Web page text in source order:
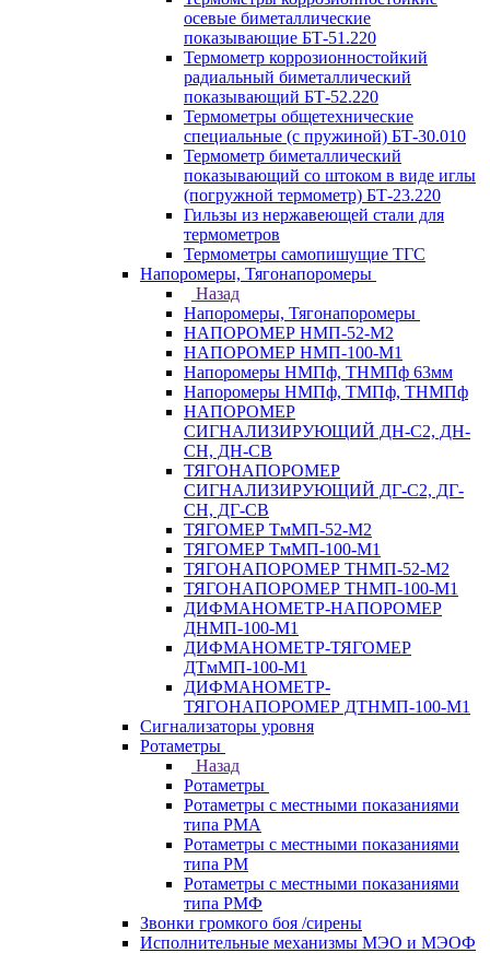
осевые биметаллические
показывающие БТ-51.220
Термометр коррозионностойкий
радиальный биметаллический
показывающий БТ-52.220
Термометры общетехнические
специальные (с пружиной) БТ-30.010
Термометр биметаллический
показывающий со штоком в виде иглы
(погружной термометр) БТ-23.220
Гильзы из нержавеющей стали для
термометров
Термометры самопишущие ТГС
Напоромеры, Тягонапоромеры
Назад
Напоромеры, Тягонапоромеры
НАПОРОМЕР НМП-52-М2
НАПОРОМЕР НМП-100-М1
Напоромеры НМПф, ТНМПф 63мм
Напоромеры НМПф, ТМПф, ТНМПф
НАПОРОМЕР
СИГНАЛИЗИРУЮЩИЙ ДН-С2, ДН-
СН, ДН-СВ
ТЯГОНАПОРОМЕР
СИГНАЛИЗИРУЮЩИЙ ДГ-С2, ДГ-
СН, ДГ-СВ
ТЯГОМЕР ТмМП-52-М2
ТЯГОМЕР ТмМП-100-М1
ТЯГОНАПОРОМЕР ТНМП-52-М2
ТЯГОНАПОРОМЕР ТНМП-100-М1
ДИФМАНОМЕТР-НАПОРОМЕР
ДНМП-100-М1
ДИФМАНОМЕТР-ТЯГОМЕР
ДТмМП-100-М1
ДИФМАНОМЕТР-
ТЯГОНАПОРОМЕР ДТНМП-100-М1
Сигнализаторы уровня
Ротаметры
Назад
Ротаметры
Ротаметры с местными показаниями
типа РМА
Ротаметры с местными показаниями
типа РМ
Ротаметры с местными показаниями
типа РМФ
Звонки громкого боя /сирены
Исполнительные механизмы МЭО и МЭОФ